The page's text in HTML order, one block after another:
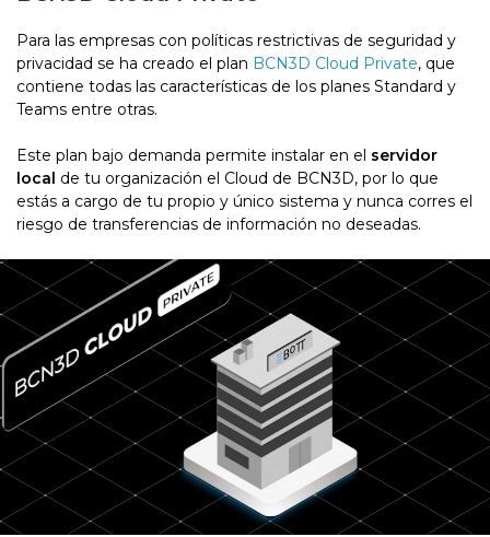
Para las empresas con políticas restrictivas de seguridad y
privacidad se ha creado el plan BCN3D Cloud Private, que
contiene todas las características de los planes Standard y
Teams entre otras.
Este plan bajo demanda permite instalar en el servidor
local de tu organización el Cloud de BCN3D, por lo que
estás a cargo de tu propio y único sistema y nunca corres el
riesgo de transferencias de información no deseadas.